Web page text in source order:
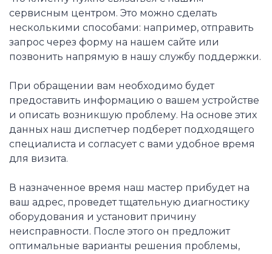
сервисным центром. Это можно сделать
несколькими способами: например, отправить
запрос через форму на нашем сайте или
позвонить напрямую в нашу службу поддержки.
При обращении вам необходимо будет
предоставить информацию о вашем устройстве
и описать возникшую проблему. На основе этих
данных наш диспетчер подберет подходящего
специалиста и согласует с вами удобное время
для визита.
В назначенное время наш мастер прибудет на
ваш адрес, проведет тщательную диагностику
оборудования и установит причину
неисправности. После этого он предложит
оптимальные варианты решения проблемы,